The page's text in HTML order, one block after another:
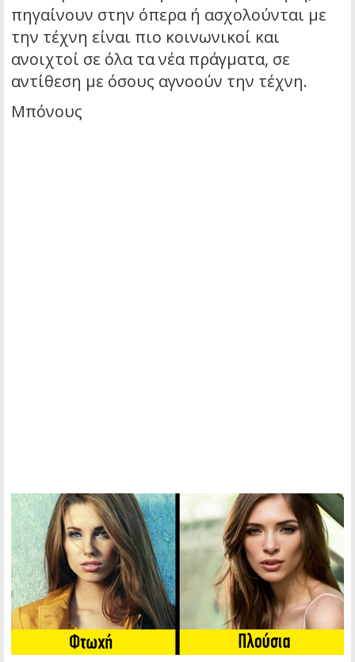
πηγαίνουν στην όπερα ή ασχολούνται με
την τέχνη είναι πιο κοινωνικοί και
ανοιχτοί σε όλα τα νέα πράγματα, σε
αντίθεση με όσους αγνοούν την τέχνη.
Μπόνους